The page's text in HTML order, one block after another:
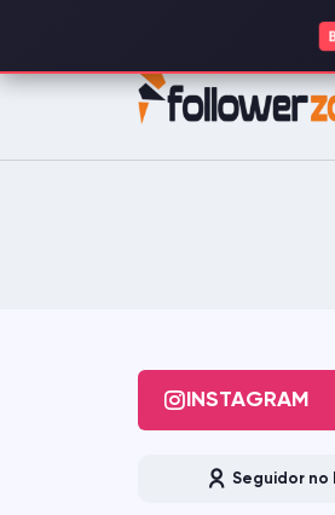
+49 1521 5117063
GOOGLE INSTAGRAM
Seguidor no